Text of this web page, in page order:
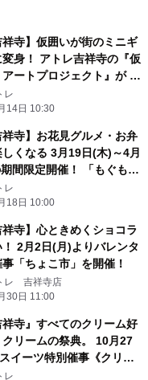
祥寺】仮囲いが街のミニギ
変身！ アトレ吉祥寺の『仮
アートプロジェクト』が 3
ら展開中！
レ
14日 10:30
祥寺】お花見グルメ・お弁
くなる 3月19日(木)～4月
間限定開催！ 「もぐもぐ
断」～今のあなたにぴっ
？
レ
18日 10:00
祥寺】心ときめくショコラ
2月2日(月)よりバレンタ
「ちょこ市」を開催！
レ 吉祥寺店
30日 11:00
祥寺』すべてのクリーム好
クリームの祭典。 10月27
イーツ特別催事《クリー
》を初開催！
レ